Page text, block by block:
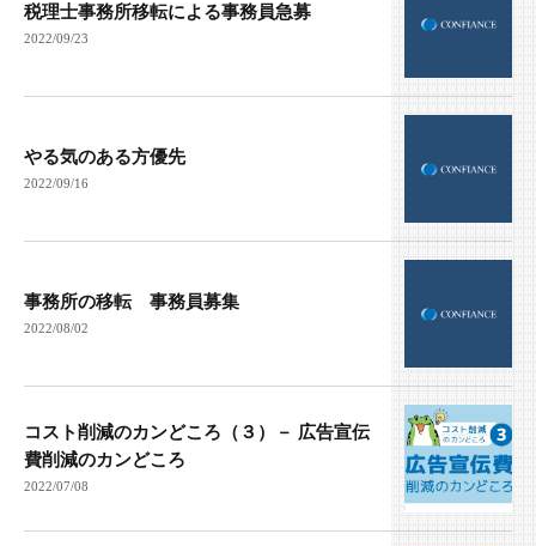
税理士事務所移転による事務員急募
2022/09/23
やる気のある方優先
2022/09/16
事務所の移転 事務員募集
2022/08/02
コスト削減のカンどころ（３）－ 広告宣伝
費削減のカンどころ
2022/07/08